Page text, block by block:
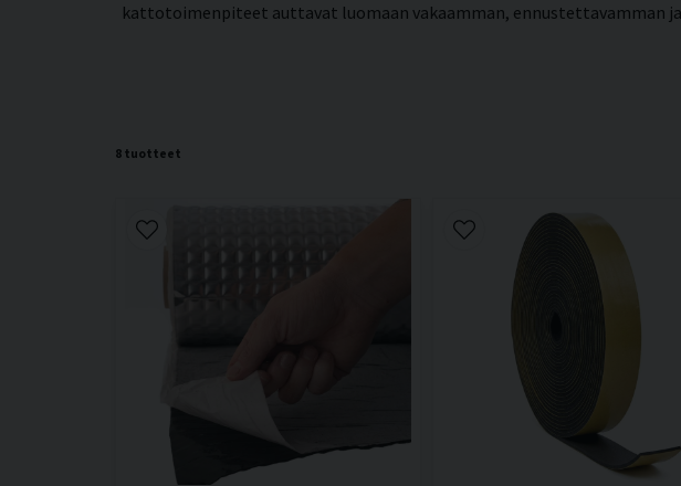
kattotoimenpiteet auttavat luomaan vakaamman, ennustettavamman
8 tuotteet